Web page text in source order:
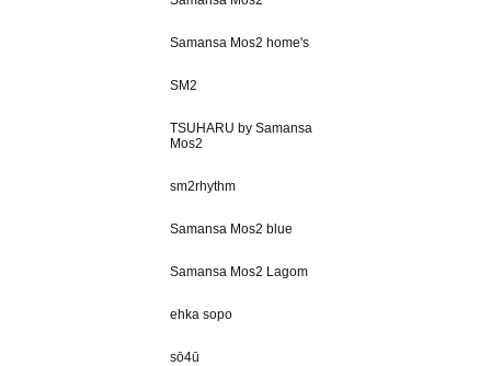
Samansa Mos2 home's
SM2
TSUHARU by Samansa
Mos2
sm2rhythm
Samansa Mos2 blue
Samansa Mos2 Lagom
ehka sopo
sō4ū